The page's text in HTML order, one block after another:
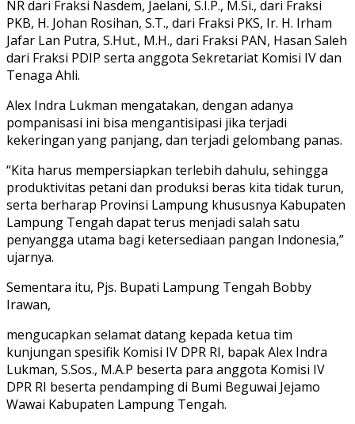
NR dari Fraksi Nasdem, Jaelani, S.I.P., M.Si., dari Fraksi
PKB, H. Johan Rosihan, S.T., dari Fraksi PKS, Ir. H. Irham
Jafar Lan Putra, S.Hut., M.H., dari Fraksi PAN, Hasan Saleh
dari Fraksi PDIP serta anggota Sekretariat Komisi IV dan
Tenaga Ahli.
Alex Indra Lukman mengatakan, dengan adanya
pompanisasi ini bisa mengantisipasi jika terjadi
kekeringan yang panjang, dan terjadi gelombang panas.
“Kita harus mempersiapkan terlebih dahulu, sehingga
produktivitas petani dan produksi beras kita tidak turun,
serta berharap Provinsi Lampung khususnya Kabupaten
Lampung Tengah dapat terus menjadi salah satu
penyangga utama bagi ketersediaan pangan Indonesia,”
ujarnya.
Sementara itu, Pjs. Bupati Lampung Tengah Bobby
Irawan,
mengucapkan selamat datang kepada ketua tim
kunjungan spesifik Komisi IV DPR RI, bapak Alex Indra
Lukman, S.Sos., M.A.P beserta para anggota Komisi IV
DPR RI beserta pendamping di Bumi Beguwai Jejamo
Wawai Kabupaten Lampung Tengah.